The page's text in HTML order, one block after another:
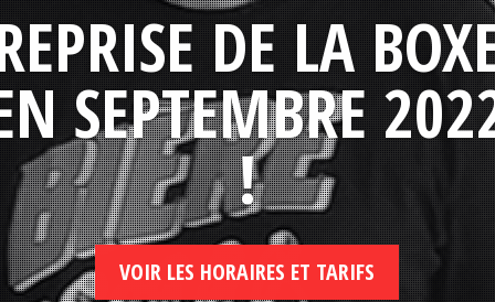
DE LA
SEPTEMBRE
!
VOIR LES HORAIRES ET TARIFS